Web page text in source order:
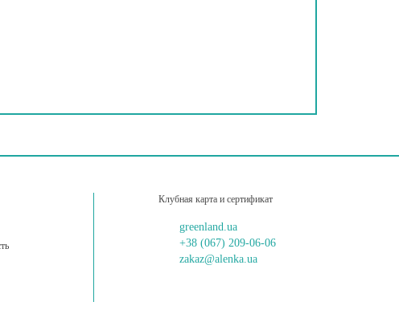
Клубная карта и сертификат
greenland.ua
+38 (067) 209-06-06
zakaz@alenka.ua